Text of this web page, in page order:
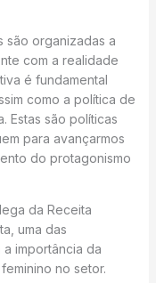
são organizadas a
com a realidade
é fundamental
como a política de
Estas são políticas
para avançarmos
do protagonismo
da Receita
uma das
importância da
no setor.